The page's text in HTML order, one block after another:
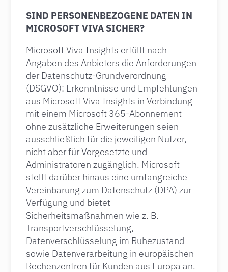
SIND PERSONENBEZOGENE DATEN IN
MICROSOFT VIVA SICHER?
Microsoft Viva Insights erfüllt nach
Angaben des Anbieters die Anforderungen
der Datenschutz-Grundverordnung
(DSGVO): Erkenntnisse und Empfehlungen
aus Microsoft Viva Insights in Verbindung
mit einem Microsoft 365-Abonnement
ohne zusätzliche Erweiterungen seien
ausschließlich für die jeweiligen Nutzer,
nicht aber für Vorgesetzte und
Administratoren zugänglich. Microsoft
stellt darüber hinaus eine umfangreiche
Vereinbarung zum Datenschutz (DPA) zur
Verfügung und bietet
Sicherheitsmaßnahmen wie z. B.
Transportverschlüsselung,
Datenverschlüsselung im Ruhezustand
sowie Datenverarbeitung in europäischen
Rechenzentren für Kunden aus Europa an.